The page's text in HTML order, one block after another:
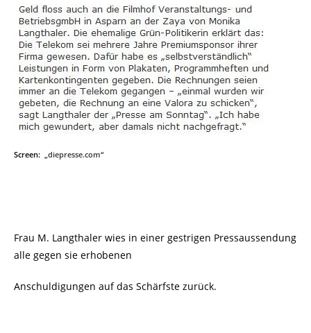
Screen: „diepresse.com“
Frau M. Langthaler wies in einer gestrigen Pressaussendung
alle gegen sie erhobenen
Anschuldigungen auf das Schärfste zurück.